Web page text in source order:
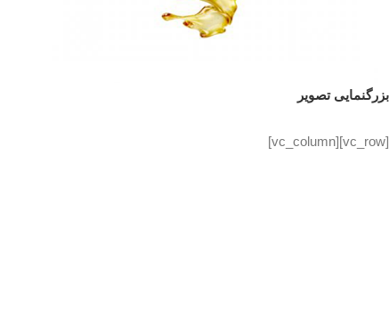
بزرگنمایی تصویر
[vc_row][vc_column]